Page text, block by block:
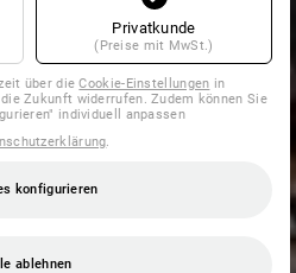
Privatkunde
(Preise mit MwSt.)
über dieCookie-Einstellungen in
Zukunft widerrufen. Zudem können Sie
individuell anpassen
konfigurieren
ablehnen